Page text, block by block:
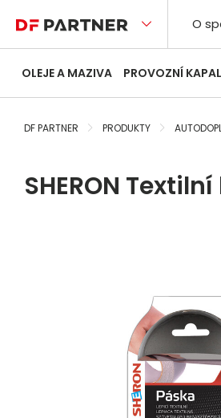
O
OLEJE A MAZIVA PROVOZNÍ
DF PARTNER PRODUKTY
SHERON